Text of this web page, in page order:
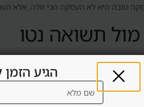
טובה היא לא העסקה הכי זולה, אלא
תשואה נטו
על תשואה ברוטו. תשואה נטו כוללת
אלה אפשר להבין אם העסקה באמת
מול שכירות
הגיע